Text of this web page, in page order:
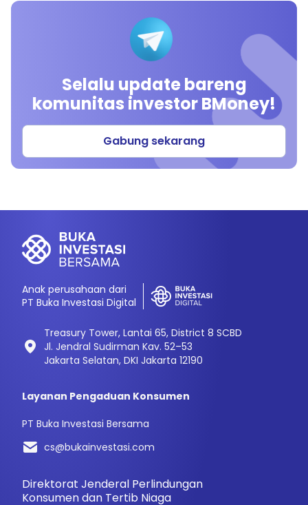
Selalu update bareng
komunitas investor BMoney!
Gabung sekarang
Anak perusahaan dari
PT Buka Investasi Digital
Treasury Tower, Lantai 65, District 8 SCBD
Jl. Jendral Sudirman Kav. 52–53
Jakarta Selatan, DKI Jakarta 12190
Layanan Pengaduan Konsumen
PT Buka Investasi Bersama
cs@bukainvestasi.com
Direktorat Jenderal Perlindungan
Konsumen dan Tertib Niaga